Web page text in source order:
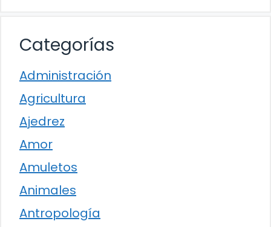
Categorías
Administración
Agricultura
Ajedrez
Amor
Amuletos
Animales
Antropología